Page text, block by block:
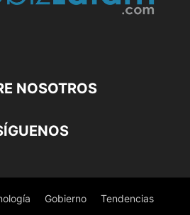
NOSOTROS
Gobierno Tendencias